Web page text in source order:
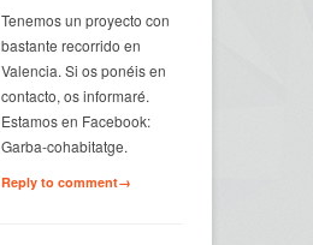
Tenemos un proyecto con
bastante recorrido en
Valencia. Si os ponéis en
contacto, os informaré.
Estamos en Facebook:
Garba-cohabitatge.
Reply to comment→